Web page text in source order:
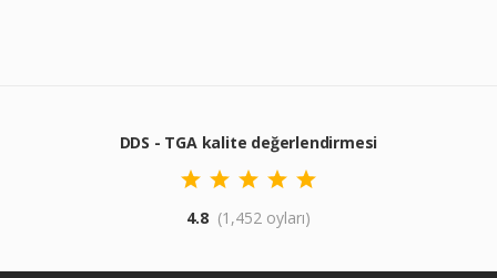
DDS - TGA kalite değerlendirmesi
4.8 (1,452 oyları)